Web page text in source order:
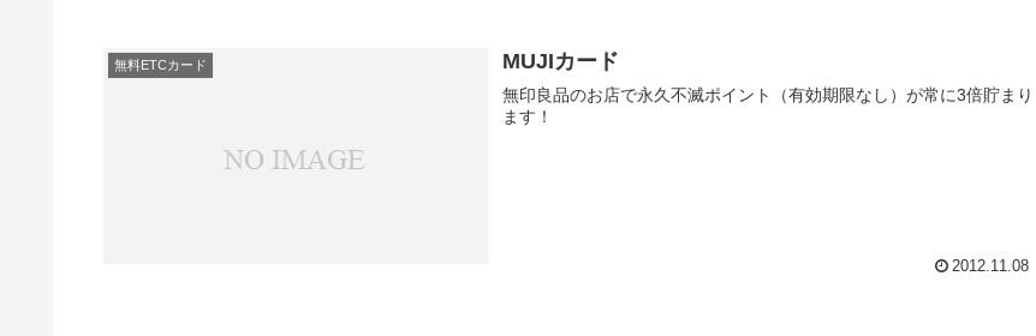
無料ETCカード MUJIカード
無印良品のお店で永久不滅ポイント（有効期限なし）が常に3倍貯まり
ます！
2012.11.08